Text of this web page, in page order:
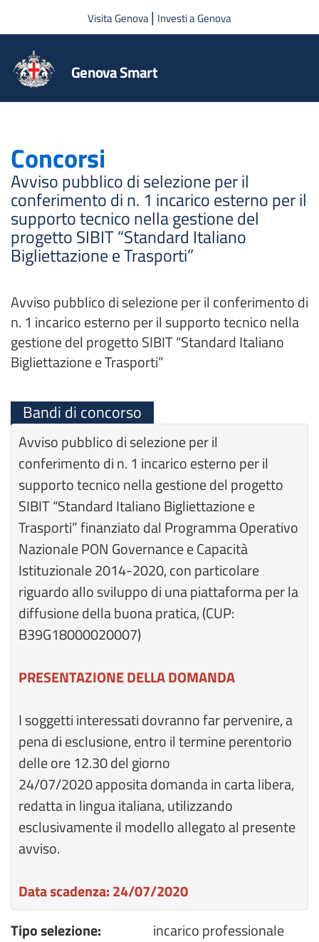
Salta al contenuto principale
Visita Genova| Investi a Genova
Genova Smart
Concorsi
Avviso pubblico di selezione per il
conferimento di n. 1 incarico esterno per il
supporto tecnico nella gestione del
progetto SIBIT “Standard Italiano
Bigliettazione e Trasporti”
Avviso pubblico di selezione per il conferimento di
n. 1 incarico esterno per il supporto tecnico nella
gestione del progetto SIBIT “Standard Italiano
Bigliettazione e Trasporti”
Bandi di concorso
Avviso pubblico di selezione per il
conferimento di n. 1 incarico esterno per il
supporto tecnico nella gestione del progetto
SIBIT “Standard Italiano Bigliettazione e
Trasporti” finanziato dal Programma Operativo
Nazionale PON Governance e Capacità
Istituzionale 2014-2020, con particolare
riguardo allo sviluppo di una piattaforma per la
diffusione della buona pratica, (CUP:
B39G18000020007)
PRESENTAZIONE DELLA DOMANDA
I soggetti interessati dovranno far pervenire, a
pena di esclusione, entro il termine perentorio
delle ore 12.30 del giorno
24/07/2020 apposita domanda in carta libera,
redatta in lingua italiana, utilizzando
esclusivamente il modello allegato al presente
avviso.
Data scadenza: 24/07/2020
Tipo selezione:
incarico professionale